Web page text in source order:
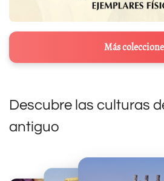
Más
Descubre las culturas
antiguo